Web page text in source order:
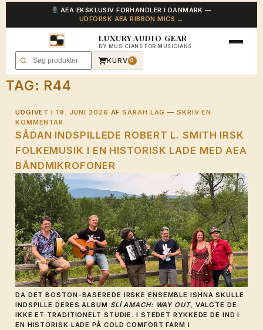
AEA EKSKLUSIV FORHANDLER I DANMARK —
UDFORSK AEA RIBBON MICS →
LUXURY AUDIO GEAR
BY MUSICIANS FOR MUSICIANS
KURV 0
TAG: R44
UDGIVET I 19. JUNI 2026 AFSARAH LAG —SKRIV EN
KOMMENTAR
SÅDAN INDSPILLEDE ROBERT L. SMITH IRSK
FOLKEMUSIK I EN HISTORISK LADE MED AEA
BÅNDMIKROFONER
DA DET BOSTON-BASEREDE IRSKE ENSEMBLEISHNA SKULLE
INDSPILLE DERES ALBUM SLÍ AMACH: WAY OUT, VALGTE DE
IKKE ET TRADITIONELT STUDIE. I STEDET RYKKEDE DE IND I
EN HISTORISK LADE PÅ COLD COMFORT FARM I